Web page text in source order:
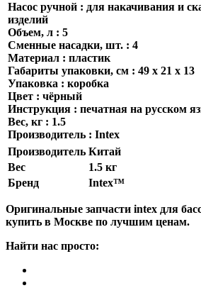
Насос ручной : для накачивания и
изделий
Объем, л : 5
Сменные насадки, шт. : 4
Материал : пластик
Габариты упаковки, см : 49 х 21 х 13
Упаковка : коробка
Цвет : чёрный
Инструкция : печатная на русском
Вес, кг : 1.5
Производитель : Intex
Производитель Китай
Вес
1.5 кг
Бренд
Intex™
Оригинальные запчасти intex для
купить в Москве по лучшим ценам.
Найти нас просто: